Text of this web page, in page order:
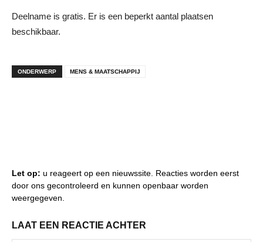
Deelname is gratis. Er is een beperkt aantal plaatsen
beschikbaar.
ONDERWERP MENS & MAATSCHAPPIJ
Let op: u reageert op een nieuwssite. Reacties worden eerst
door ons gecontroleerd en kunnen openbaar worden
weergegeven.
LAAT EEN REACTIE ACHTER